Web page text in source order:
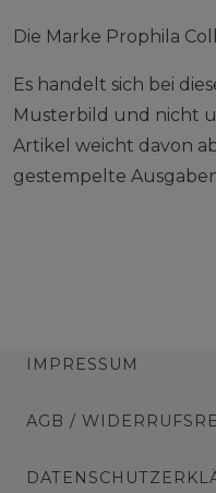
Die Marke Prophila
Es handelt sich bei
Musterbild und nicht
Artikel weicht davon
gestempelte
IMPRESSUM
AGB /